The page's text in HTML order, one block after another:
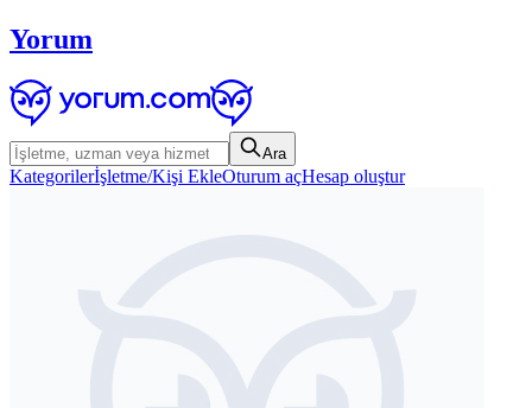
Yorum
Ara
Kategorilerİşletme/Kişi EkleOturum açHesap oluştur